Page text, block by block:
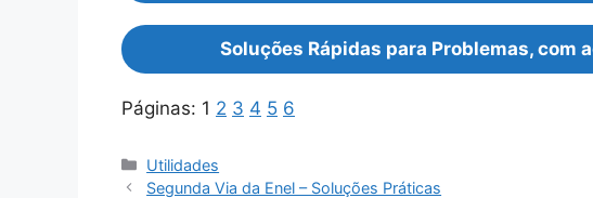
Soluções Rápidas para Problemas, com
Páginas: 1 2 3 4 5 6
Categorias
Utilidades
Segunda Via da Enel – Soluções Práticas